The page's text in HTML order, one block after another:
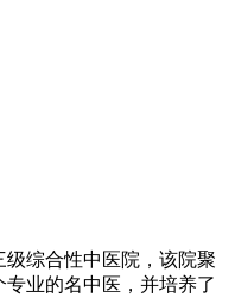
综合性中医院，该院聚
业的名中医，并培养了